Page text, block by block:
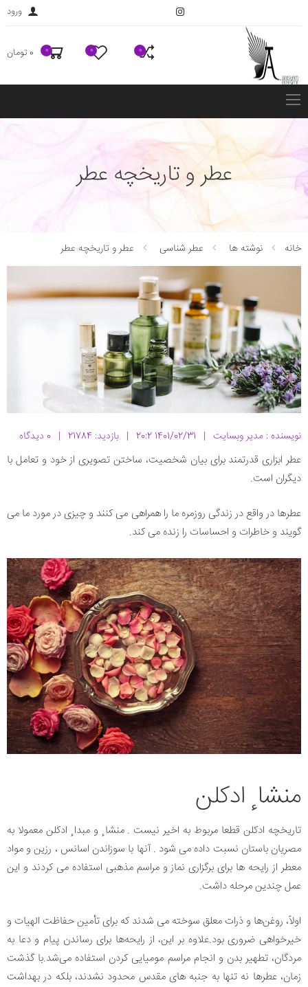
ورود
0
0
0 0 تومان
فهرست
عطر و تاریخچه عطر
خانه نوشته ها عطر شناسی عطر و تاریخچه عطر
نویسنده : مدیر وبسایت |
1401/02/31 20:2
| بازدید: 21784 | 0 دیدگاه
عطر ابزاری قدرتمند برای بیان شخصیت، ساختن تصویری از خود و تعامل با
دیگران است.
عطرها در واقع در زندگی روزمره ما را همراهی می کنند و چیزی در مورد ما می
گویند و خاطرات و احساسات را زنده می کند.
منشا ٕ ادکلن
تاریخچه ادکلن قطعا مربوط به اخیر نیست . منشا ٕ و مبدا ٕ ادکلن معمولا به
مصریان باستان نسبت داده می شود . آنها با سوزاندن اسانس ، رزین و مواد
معطر از رایحه ها برای برگزاری نماز و مراسم مذهبی استفاده می کردند و این
عمل چندین مرحله داشت.
اولاً، روغن‌ها و ذرات معلق سوخته می شدند که برای تأمین حفاظت الهیات و
خیرخواهی ضروری بود.علاوه بر این، از رایحه‌ها برای رساندن پیام و دعا به
مردگان، تطهیر بدن و انجام مراسم مومیایی کردن استفاده می‌شد.با گذشت
زمان، عطرها نه تنها به جنبه های مقدس محدود نشدند، بلکه در بهداشت